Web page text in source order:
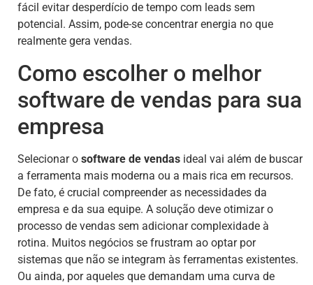
fácil evitar desperdício de tempo com leads sem
potencial. Assim, pode-se concentrar energia no que
realmente gera vendas.
Como escolher o melhor
software de vendas para sua
empresa
Selecionar o software de vendas ideal vai além de buscar
a ferramenta mais moderna ou a mais rica em recursos.
De fato, é crucial compreender as necessidades da
empresa e da sua equipe. A solução deve otimizar o
processo de vendas sem adicionar complexidade à
rotina. Muitos negócios se frustram ao optar por
sistemas que não se integram às ferramentas existentes.
Ou ainda, por aqueles que demandam uma curva de